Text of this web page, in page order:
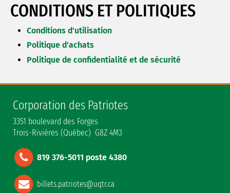
CONDITIONS ET POLITIQUES
Conditions d'utilisation
Politique d'achats
Politique de confidentialité et de sécurité
Corporation des Patriotes
3351 boulevard des Forges
Trois-Rivières (Québec) G8Z 4M3
819 376-5011 poste 4380
billets.patriotes@uqtr.ca